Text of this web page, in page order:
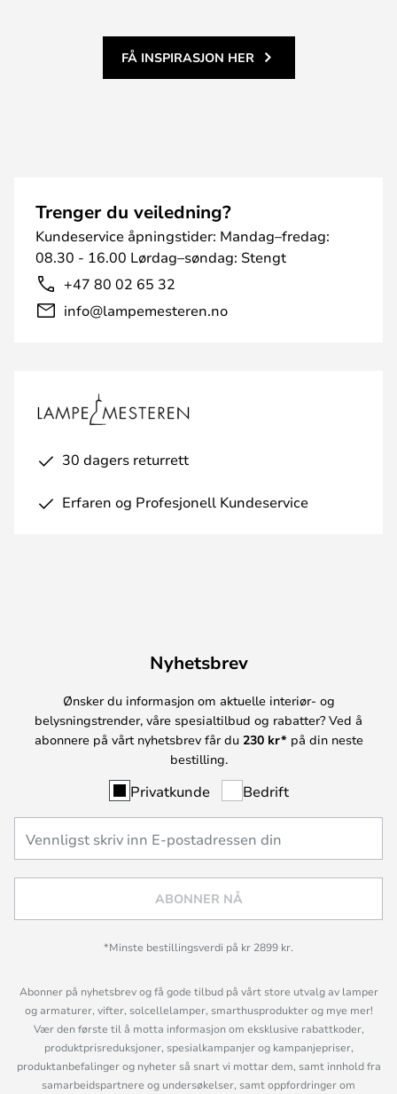
FÅ INSPIRASJON HER
Trenger du veiledning?
Kundeservice åpningstider: Mandag–fredag:
08.30 - 16.00 Lørdag–søndag: Stengt
+47 80 02 65 32
info@lampemesteren.no
30 dagers returrett
Erfaren og Profesjonell Kundeservice
Nyhetsbrev
Ønsker du informasjon om aktuelle interiør- og
belysningstrender, våre spesialtilbud og rabatter? Ved å
abonnere på vårt nyhetsbrev får du 230 kr* på din neste
bestilling.
Privatkunde Bedrift
ABONNER NÅ
*Minste bestillingsverdi på kr 2899 kr.
Abonner på nyhetsbrev og få gode tilbud på vårt store utvalg av lamper
og armaturer, vifter, solcellelamper, smarthusprodukter og mye mer!
Vær den første til å motta informasjon om eksklusive rabattkoder,
produktprisreduksjoner, spesialkampanjer og kampanjepriser,
produktanbefalinger og nyheter så snart vi mottar dem, samt innhold fra
samarbeidspartnere og undersøkelser, samt oppfordringer om